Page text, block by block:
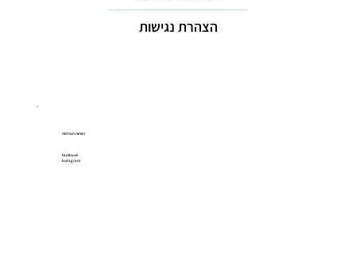
הצהרת נגישות
רשתות חברתיות
Facebook
Instagram